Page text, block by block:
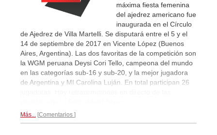
máxima fiesta femenina
del ajedrez americano fue
inaugurada en el Círculo
de Ajedrez de Villa Martelli. Se disputará entre el 5 y el
14 de septiembre de 2017 en Vicente López (Buenos
Aires, Argentina). Las dos favoritas de la competición son
la WGM peruana Deysi Cori Tello, campeona del mundo
en las categorías sub-16 y sub-20, y la mejor jugadora
de Argentina y MI Carolina Luján. En total participan 26
Más... Comentarios